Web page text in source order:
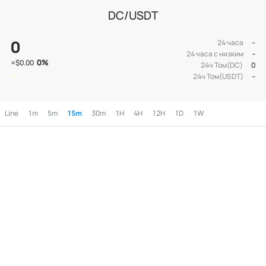
DC/USDT
0
≈$0.00 0%
24 часа
--
24 часа с низким
--
24ч Том(DC)
0
24ч Том(USDT)
--
Line 1m 5m 15m 30m 1H 4H 12H 1D 1W